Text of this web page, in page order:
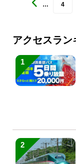
… 4
アクセスラン
1
2